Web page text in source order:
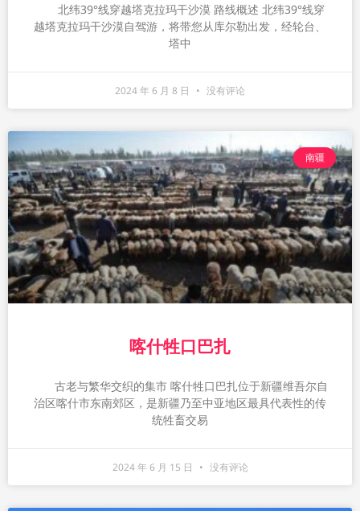
北纬39°线穿越塔克拉玛干沙漠 路线概述 北纬39°线穿
越塔克拉玛干沙漠自驾游，将带您从库尔勒出发，经轮台、
塔中
2024 年 6 月 8 日 没有评论
南疆
喀什牲口巴扎
古老与繁华交织的集市 喀什牲口巴扎位于新疆维吾尔自
治区喀什市东南郊区，是新疆乃至中亚地区最具代表性的传
统牲畜交易
2024 年 6 月 15 日 没有评论